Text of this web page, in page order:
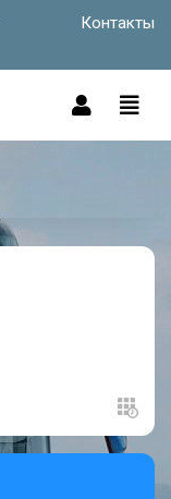
Контакты